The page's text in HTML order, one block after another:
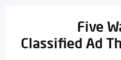
Five
Classified Ad